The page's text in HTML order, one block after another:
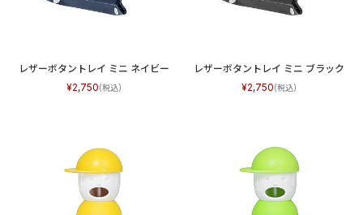
レザーボタントレイ ミニ ネイビー
2,750
レザーボタントレイ ミニ ブラック
2,750